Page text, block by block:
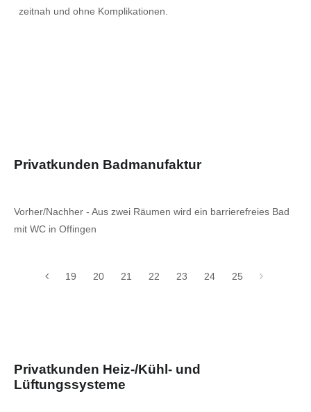
zeitnah und ohne Komplikationen.
Privatkunden Badmanufaktur
Vorher/Nachher - Aus zwei Räumen wird ein barrierefreies Bad
mit WC in Offingen
19 20 21 22 23 24 25
Privatkunden Heiz-/Kühl- und
Lüftungssysteme